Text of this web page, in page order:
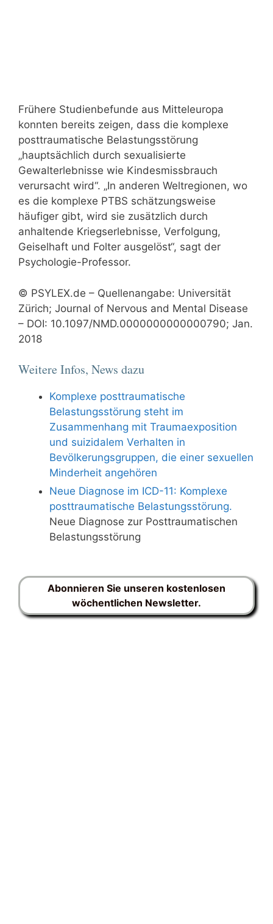
Frühere Studienbefunde aus Mitteleuropa
konnten bereits zeigen, dass die komplexe
posttraumatische Belastungsstörung
„hauptsächlich durch sexualisierte
Gewalterlebnisse wie Kindesmissbrauch
verursacht wird“. „In anderen Weltregionen, wo
es die komplexe PTBS schätzungsweise
häufiger gibt, wird sie zusätzlich durch
anhaltende Kriegserlebnisse, Verfolgung,
Geiselhaft und Folter ausgelöst“, sagt der
Psychologie-Professor.
© PSYLEX.de – Quellenangabe: Universität
Zürich; Journal of Nervous and Mental Disease
– DOI: 10.1097/NMD.0000000000000790; Jan.
2018
Weitere Infos, News dazu
Komplexe posttraumatische
Belastungsstörung steht im
Zusammenhang mit Traumaexposition
und suizidalem Verhalten in
Bevölkerungsgruppen, die einer sexuellen
Minderheit angehören
Neue Diagnose im ICD-11: Komplexe
posttraumatische Belastungsstörung.
Neue Diagnose zur Posttraumatischen
Belastungsstörung
Abonnieren Sie unseren kostenlosen
wöchentlichen Newsletter.